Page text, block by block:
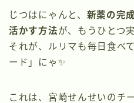
じつはにゃんと、 新薬の完
活かす方法が、もうひとつ
それが、ルリマも毎日食べ
ード」にゃ✨
これは、宮崎せんせいのチ